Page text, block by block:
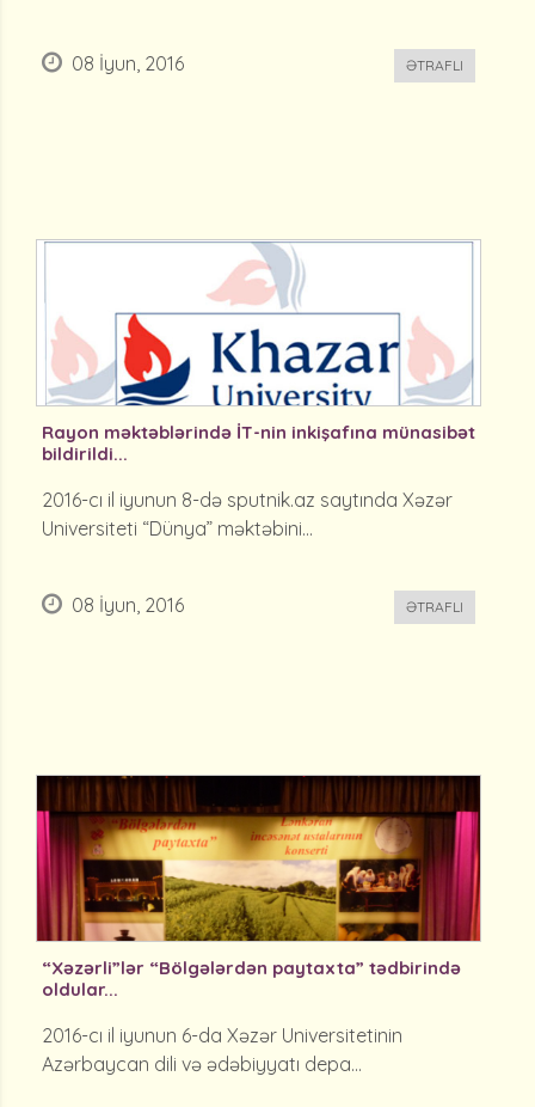
08 İyun, 2016 ƏTRAFLI
Rayon məktəblərində İT-nin inkişafına münasibət
bildirildi...
2016-cı il iyunun 8-də sputnik.az saytında Xəzər
Universiteti “Dünya” məktəbini...
08 İyun, 2016 ƏTRAFLI
“Xəzərli”lər “Bölgələrdən paytaxta” tədbirində
oldular...
2016-cı il iyunun 6-da Xəzər Universitetinin
Azərbaycan dili və ədəbiyyatı depa...